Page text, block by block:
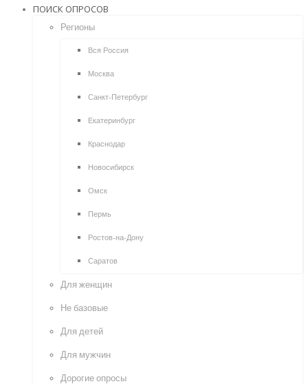
ПОИСК ОПРОСОВ
Регионы
Вся Россия
Москва
Санкт-Петербург
Екатеринбург
Краснодар
Новосибирск
Омск
Пермь
Ростов-на-Дону
Саратов
Для женщин
Не базовые
Для детей
Для мужчин
Дорогие опросы